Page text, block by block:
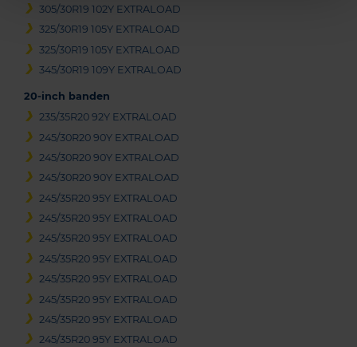
305/30R19 102Y EXTRALOAD
325/30R19 105Y EXTRALOAD
325/30R19 105Y EXTRALOAD
345/30R19 109Y EXTRALOAD
20-inch banden
235/35R20 92Y EXTRALOAD
245/30R20 90Y EXTRALOAD
245/30R20 90Y EXTRALOAD
245/30R20 90Y EXTRALOAD
245/35R20 95Y EXTRALOAD
245/35R20 95Y EXTRALOAD
245/35R20 95Y EXTRALOAD
245/35R20 95Y EXTRALOAD
245/35R20 95Y EXTRALOAD
245/35R20 95Y EXTRALOAD
245/35R20 95Y EXTRALOAD
245/35R20 95Y EXTRALOAD